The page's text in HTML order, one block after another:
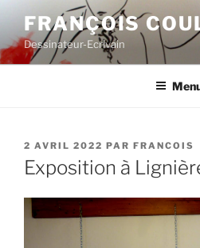
contenu
principal
FRANÇOIS
Dessinateur-Ecrivain
PUBLIÉ
LE
2 AVRIL 2022 PAR FRANCOIS
Exposition à